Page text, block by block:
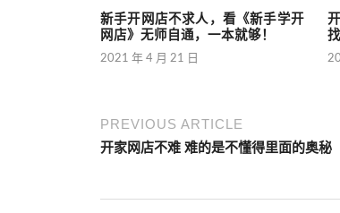
新手开网店不求人，看《新手学开
网店》无师自通，一本就够！
2021 年 4 月 21 日
PREVIOUS ARTICLE
开家网店不难 难的是不懂得里面的奥秘